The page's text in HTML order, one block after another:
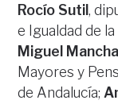
Rocío Sutil,
e Igualdad de
Miguel
Mayores y
de Andalucía;